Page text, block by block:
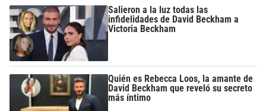
Salieron a la luz todas las
infidelidades de David Beckham a
Victoria Beckham
Quién es Rebecca Loos, la amante de
David Beckham que reveló su secreto
más íntimo